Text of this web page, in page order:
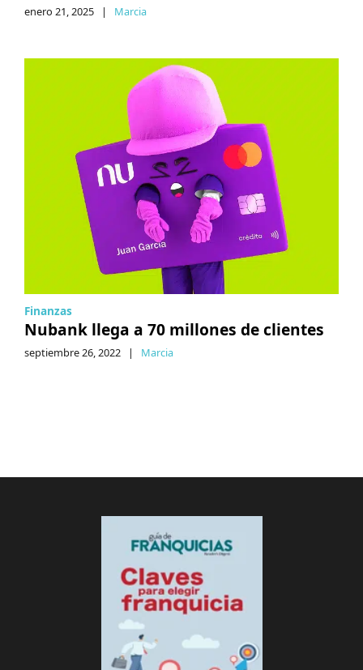
enero 21, 2025 | Marcia
Finanzas
Nubank llega a 70 millones de clientes
septiembre 26, 2022 | Marcia